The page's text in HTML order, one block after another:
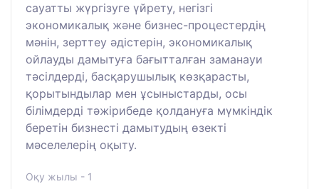
сауатты жүргізуге үйрету, негізгі
экономикалық және бизнес-процестердің
мәнін, зерттеу әдістерін, экономикалық
ойлауды дамытуға бағытталған заманауи
тәсілдерді, басқарушылық көзқарасты,
қорытындылар мен ұсыныстарды, осы
білімдерді тәжірибеде қолдануға мүмкіндік
беретін бизнесті дамытудың өзекті
мәселелерің оқыту.
Оқу жылы - 1